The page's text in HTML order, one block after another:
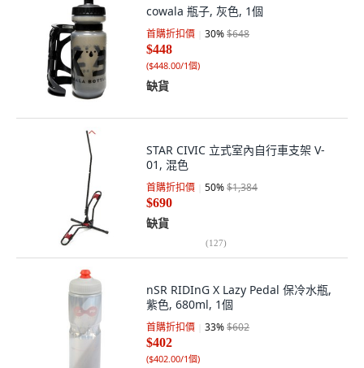
cowala 瓶子, 灰色, 1個
首購折扣價 30%$648
$448
($448.00/1個)
缺貨
STAR CIVIC 立式室內自行車支架 V-
01, 混色
首購折扣價 50%$1,384
$690
缺貨
(127)
nSR RIDInG X Lazy Pedal 保冷水瓶,
紫色, 680ml, 1個
首購折扣價 33%$602
$402
($402.00/1個)